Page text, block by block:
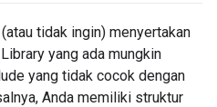
tidak ingin) menyertakan
yang ada mungkin
yang tidak cocok dengan
Anda memiliki struktur